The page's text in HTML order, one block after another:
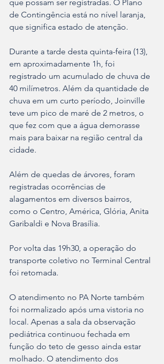
que possam ser registradas. O Plano
de Contingência está no nível laranja,
que significa estado de atenção.
Durante a tarde desta quinta-feira (13),
em aproximadamente 1h, foi
registrado um acumulado de chuva de
40 milímetros. Além da quantidade de
chuva em um curto período, Joinville
teve um pico de maré de 2 metros, o
que fez com que a água demorasse
mais para baixar na região central da
cidade.
Além de quedas de árvores, foram
registradas ocorrências de
alagamentos em diversos bairros,
como o Centro, América, Glória, Anita
Garibaldi e Nova Brasília.
Por volta das 19h30, a operação do
transporte coletivo no Terminal Central
foi retomada.
O atendimento no PA Norte também
foi normalizado após uma vistoria no
local. Apenas a sala da observação
pediátrica continuou fechada em
função do teto de gesso ainda estar
molhado. O atendimento dos